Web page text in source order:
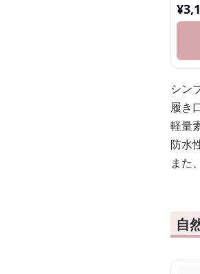
¥
シン
履き
軽量
防水
また
自